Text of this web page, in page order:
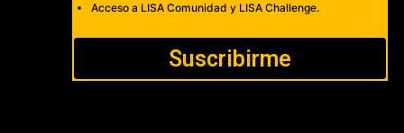
Acceso a LISA Comunidad y LISA Challenge.
Suscribirme